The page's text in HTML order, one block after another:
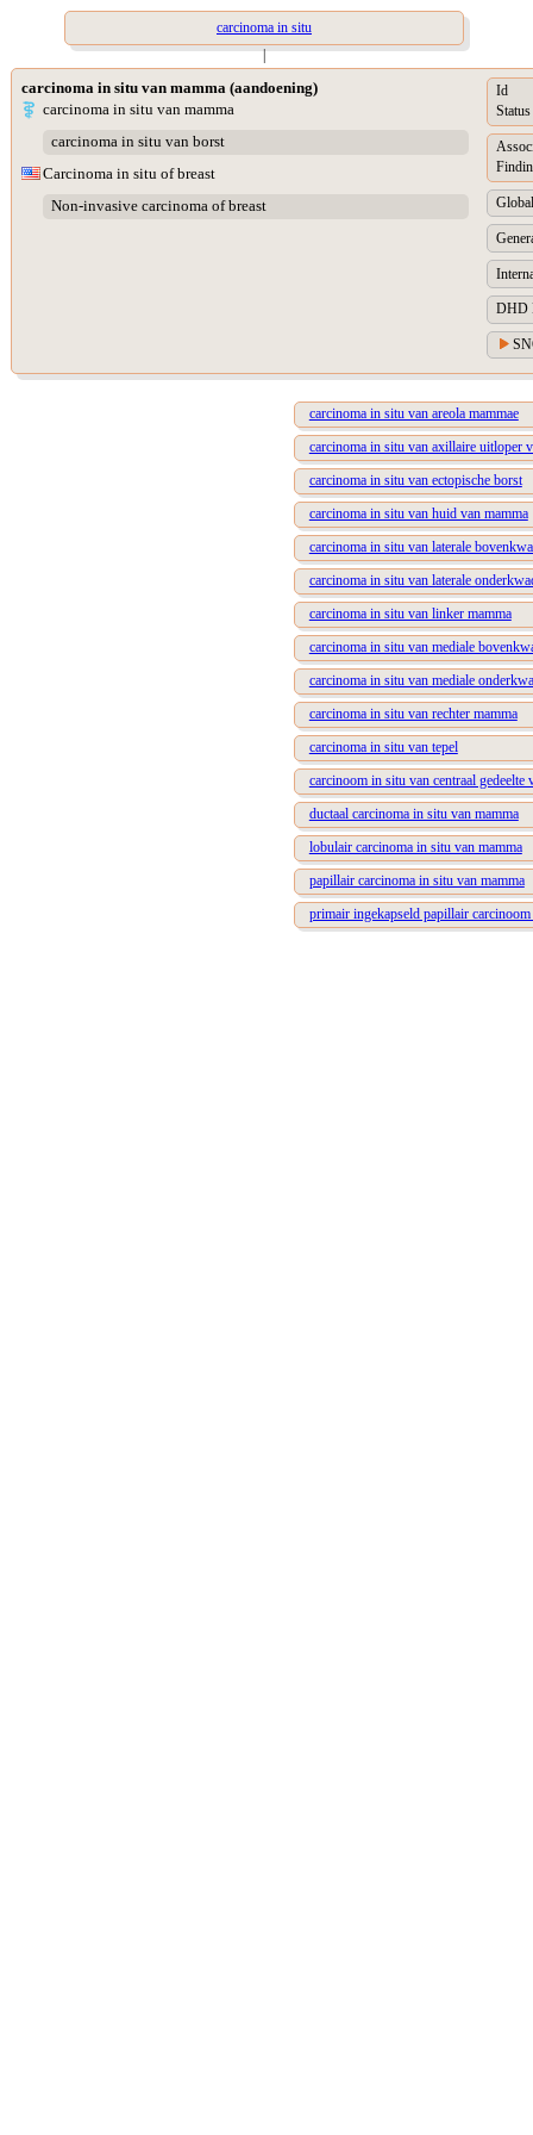
carcinoma in situ
|
carcinoma in situ van mamma (aandoening)
carcinoma in situ van mamma
carcinoma in situ van borst
Carcinoma in situ of breast
Non-invasive carcinoma of breast
Id
Status
DHD
carcinoma in situ van areola mammae
carcinoma in situ van axillaire uitloper
carcinoma in situ van ectopische borst
carcinoma in situ van huid van mamma
carcinoma in situ van laterale
carcinoma in situ van laterale
carcinoma in situ van linker mamma
carcinoma in situ van mediale
carcinoma in situ van mediale
carcinoma in situ van rechter mamma
carcinoma in situ van tepel
carcinoom in situ van centraal gedeelte
ductaal carcinoma in situ van mamma
lobulair carcinoma in situ van mamma
papillair carcinoma in situ van mamma
primair ingekapseld papillair carcinoom